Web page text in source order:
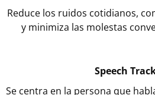
Reduce los ruidos cotidianos,
y minimiza las molestas
Speech
Se centra en la persona que